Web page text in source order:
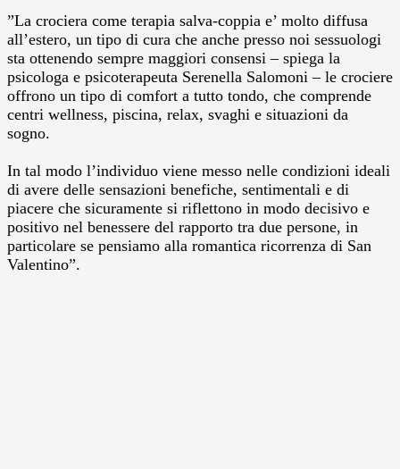
”La crociera come terapia salva-coppia e’ molto diffusa
all’estero, un tipo di cura che anche presso noi sessuologi
sta ottenendo sempre maggiori consensi – spiega la
psicologa e psicoterapeuta Serenella Salomoni – le crociere
offrono un tipo di comfort a tutto tondo, che comprende
centri wellness, piscina, relax, svaghi e situazioni da
sogno.
In tal modo l’individuo viene messo nelle condizioni ideali
di avere delle sensazioni benefiche, sentimentali e di
piacere che sicuramente si riflettono in modo decisivo e
positivo nel benessere del rapporto tra due persone, in
particolare se pensiamo alla romantica ricorrenza di San
Valentino”.